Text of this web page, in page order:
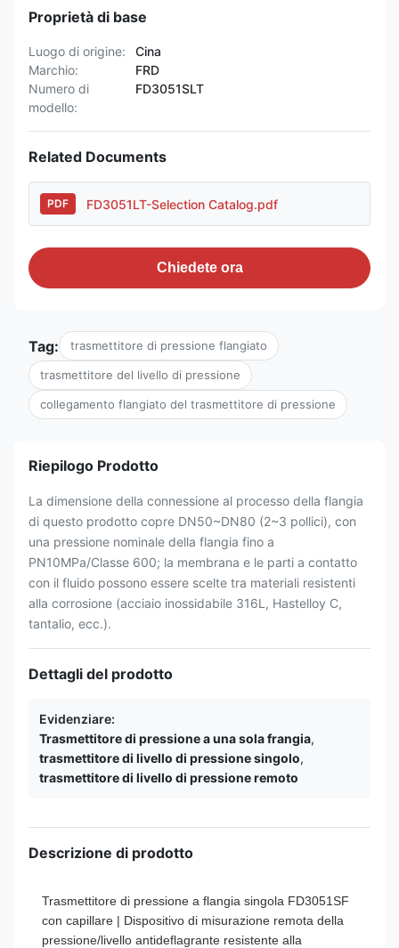
Proprietà di base
Luogo di origine:
Cina
Marchio:
FRD
Numero di
modello:
FD3051SLT
Related Documents
PDF FD3051LT-Selection Catalog.pdf
Chiedete ora
Tag: trasmettitore di pressione flangiato
trasmettitore del livello di pressione
collegamento flangiato del trasmettitore di pressione
Riepilogo Prodotto
La dimensione della connessione al processo della flangia
di questo prodotto copre DN50~DN80 (2~3 pollici), con
una pressione nominale della flangia fino a
PN10MPa/Classe 600; la membrana e le parti a contatto
con il fluido possono essere scelte tra materiali resistenti
alla corrosione (acciaio inossidabile 316L, Hastelloy C,
tantalio, ecc.).
Dettagli del prodotto
Evidenziare:
Trasmettitore di pressione a una sola frangia,
trasmettitore di livello di pressione singolo,
trasmettitore di livello di pressione remoto
Descrizione di prodotto
Trasmettitore di pressione a flangia singola FD3051SF
con capillare | Dispositivo di misurazione remota della
pressione/livello antideflagrante resistente alla